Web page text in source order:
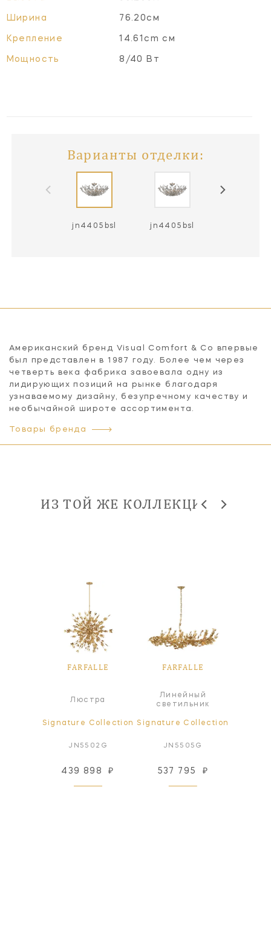
Ширина 76.20см
Крепление 14.61cm см
Мощность 8/40 Вт
Варианты отделки:
jn4405bsl jn4405bsl
Американский бренд Visual Comfort & Co впервые
был представлен в 1987 году. Более чем через
четверть века фабрика завоевала одну из
лидирующих позиций на рынке благодаря
узнаваемому дизайну, безупречному качеству и
необычайной широте ассортимента.
Товары бренда
ИЗ ТОЙ ЖЕ КОЛЛЕКЦИИ
FARFALLE
Люстра
Signature Collection
JN5502G
439 898 ₽
FARFALLE
Линейный
светильник
Signature Collection
JN5505G
537 795 ₽